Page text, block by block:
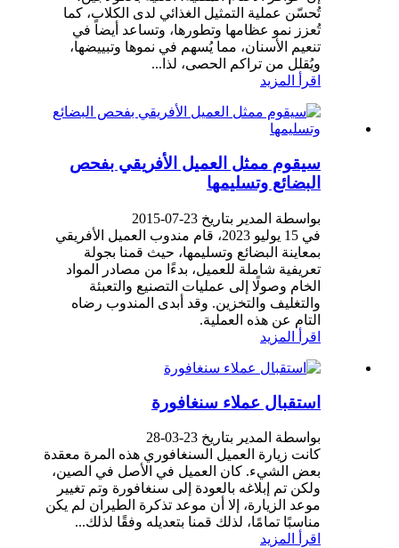
تُحسّن عملية التمثيل الغذائي لدى الكلاب، كما
تُعزز نمو عظامها وتطورها، وتساعد أيضاً في
تنعيم الأسنان، مما يُسهم في نموها وتبييضها،
ويُقلل من تراكم الحصى، لذا...
اقرأ المزيد
سيقوم ممثل العميل الأفريقي بفحص
البضائع وتسليمها
بواسطة المدير بتاريخ 23-07-2015
في 15 يوليو 2023، قام مندوب العميل الأفريقي
بمعاينة البضائع وتسليمها، حيث قمنا بجولة
تعريفية شاملة للعميل، بدءًا من مصادر المواد
الخام وصولًا إلى عمليات التصنيع والتعبئة
والتغليف والتخزين. وقد أبدى المندوب رضاه
التام عن هذه العملية.
اقرأ المزيد
استقبال عملاء سنغافورة
بواسطة المدير بتاريخ 23-03-28
كانت زيارة العميل السنغافوري هذه المرة معقدة
بعض الشيء. كان العميل في الأصل في الصين،
ولكن تم إبلاغه بالعودة إلى سنغافورة وتم تغيير
موعد الزيارة، إلا أن موعد تذكرة الطيران لم يكن
مناسبًا تمامًا، لذلك قمنا بتعديله وفقًا لذلك...
اقرأ المزيد